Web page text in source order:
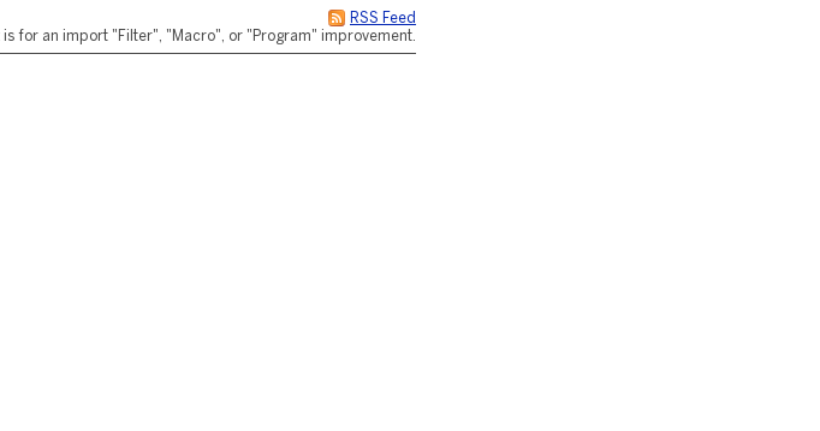
RSS Feed
for an import "Filter", "Macro", or "Program" improvement.